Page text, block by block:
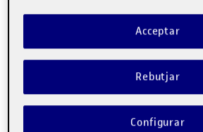
Pac 2 Jugant amb
Selena Crevillén Chaparro
Som-hi! Jugant amb geometries i
Rebutjar
Acceptar
Configurar